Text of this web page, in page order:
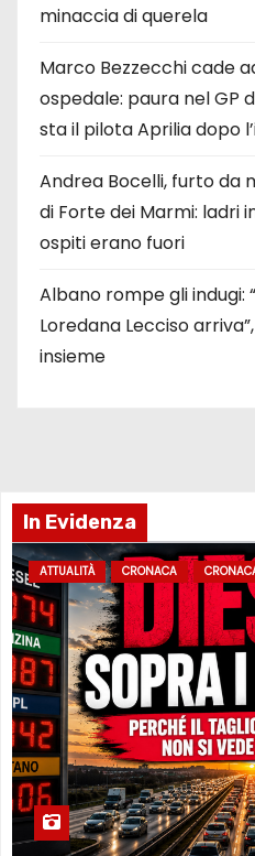
minaccia di querela
Marco Bezzecchi cade
ospedale: paura nel GP
sta il pilota Aprilia dopo
Andrea Bocelli, furto da
di Forte dei Marmi: ladri
ospiti erano fuori
Albano rompe gli indugi:
Loredana Lecciso
insieme
In Evidenza
ATTUALITÀ CRONACA